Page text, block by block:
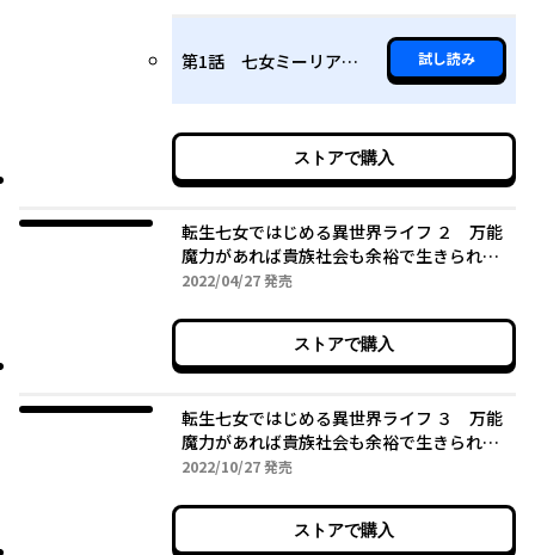
第1話 七女ミーリアの目覚め 試し読み
ストアで購入
転生七女ではじめる異世界ライフ ２ 万能
魔力があれば貴族社会も余裕で生きられる
と聞いたのですが?!
2022/04/272022年04月27日
発売
ストアで購入
転生七女ではじめる異世界ライフ ３ 万能
魔力があれば貴族社会も余裕で生きられる
と聞いたのですが?!
2022/10/272022年10月27日
発売
ストアで購入